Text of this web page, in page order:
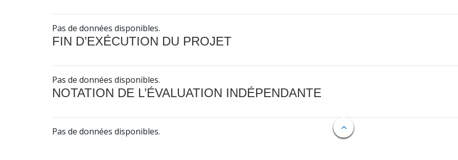
Pas de données disponibles.
FIN D’EXÉCUTION DU PROJET
Pas de données disponibles.
NOTATION DE L’ÉVALUATION INDÉPENDANTE
Pas de données disponibles.